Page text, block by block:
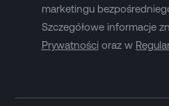
marketingu
Szczegółowe informacje
Prywatności oraz w